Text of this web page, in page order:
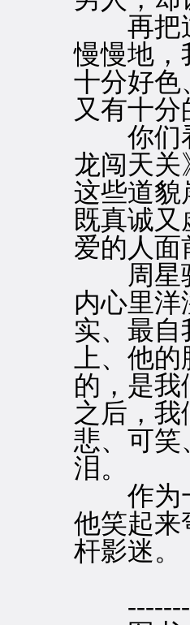
再把过
慢慢地，
十分好色
又有十
你们看
龙闯天关
这些道貌
既真诚
爱的人面
周星驰
内心里
实、最自
上、他
的，是
之后，
悲、可笑
泪。
作为一
他笑起来
杆影迷。